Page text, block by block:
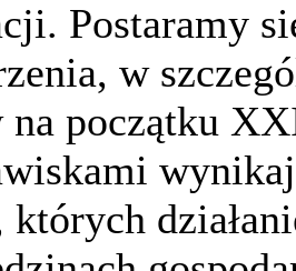
Postaramy
w
na początku